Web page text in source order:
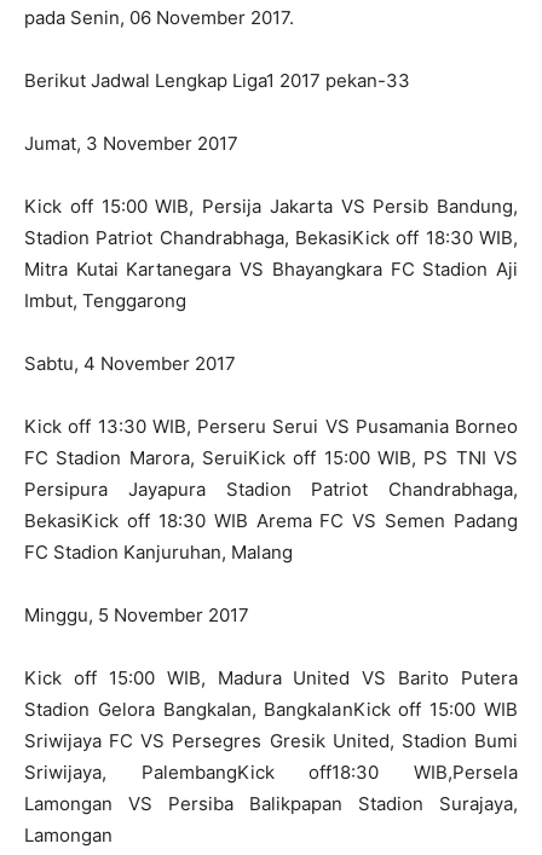
pada Senin, 06 November 2017.
Berikut Jadwal Lengkap Liga1 2017 pekan-33
Jumat, 3 November 2017
Kick off 15:00 WIB, Persija Jakarta VS Persib Bandung,
Stadion Patriot Chandrabhaga, BekasiKick off 18:30 WIB,
Mitra Kutai Kartanegara VS Bhayangkara FC Stadion Aji
Imbut, Tenggarong
Sabtu, 4 November 2017
Kick off 13:30 WIB, Perseru Serui VS Pusamania Borneo
FC Stadion Marora, SeruiKick off 15:00 WIB, PS TNI VS
Persipura Jayapura Stadion Patriot Chandrabhaga,
BekasiKick off 18:30 WIB Arema FC VS Semen Padang
FC Stadion Kanjuruhan, Malang
Minggu, 5 November 2017
Kick off 15:00 WIB, Madura United VS Barito Putera
Stadion Gelora Bangkalan, BangkalanKick off 15:00 WIB
Sriwijaya FC VS Persegres Gresik United, Stadion Bumi
Sriwijaya, PalembangKick off18:30 WIB,Persela
Lamongan VS Persiba Balikpapan Stadion Surajaya,
Lamongan